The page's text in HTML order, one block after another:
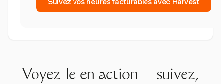
Suivez vos heures facturables avec Harvest
Voyez-le en action — suivez,